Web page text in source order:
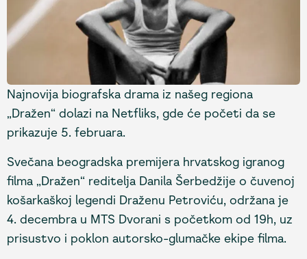
Najnovija biografska drama iz našeg regiona
„Dražen“ dolazi na Netfliks, gde će početi da se
prikazuje 5. februara.
Svečana beogradska premijera hrvatskog igranog
filma „Dražen“ reditelja Danila Šerbedžije o čuvenoj
košarkaškoj legendi Draženu Petroviću, održana je
4. decembra u MTS Dvorani s početkom od 19h, uz
prisustvo i poklon autorsko-glumačke ekipe filma.